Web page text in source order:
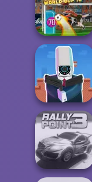
Pocket Parking
3D Free Kick
World Cup 18
Cameraman vs
Toilets Puzzle